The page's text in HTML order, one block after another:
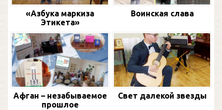
«Азбука маркиза
Этикета»
Воинская слава
Афган – незабываемое
прошлое
Свет далекой звезды